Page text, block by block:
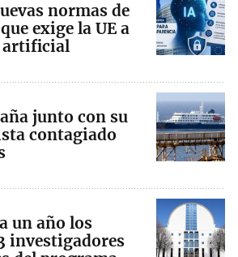
normas de
exige la UE a
artificial
junto con su
contagiado
un año los
investigadores